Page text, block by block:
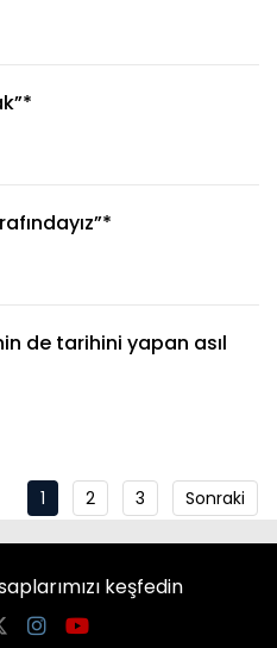
de tarihini yapan asıl
1 2 3 Sonraki
keşfedin